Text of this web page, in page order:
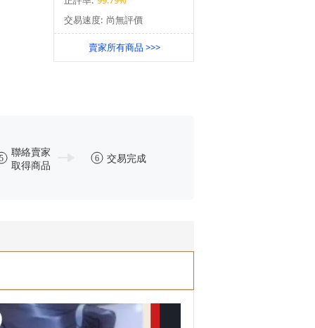
交易速度: 尚無評價
賣家所有商品 >>>